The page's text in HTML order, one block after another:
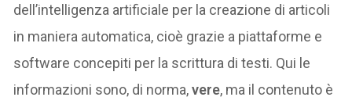
dell’intelligenza artificiale per la creazione di articoli
in maniera automatica, cioè grazie a piattaforme e
software concepiti per la scrittura di testi. Qui le
informazioni sono, di norma,vere, ma il contenuto è